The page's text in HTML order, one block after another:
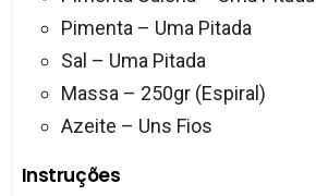
Pimenta – Uma Pitada
Sal – Uma Pitada
Massa – 250gr (Espiral)
Azeite – Uns Fios
Instruções